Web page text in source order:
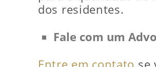
dos residentes.
Fale com um